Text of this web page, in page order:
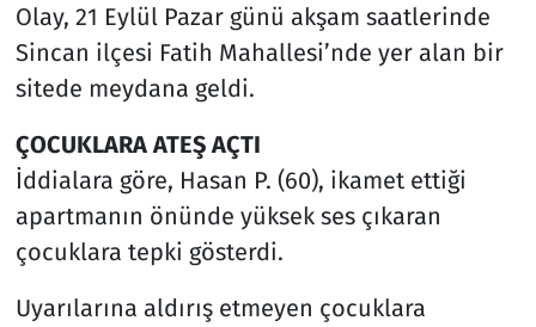
Olay, 21 Eylül Pazar günü akşam saatlerinde
Sincan ilçesi Fatih Mahallesi’nde yer alan bir
sitede meydana geldi.
ÇOCUKLARA ATEŞ AÇTI
İddialara göre, Hasan P. (60), ikamet ettiği
apartmanın önünde yüksek ses çıkaran
çocuklara tepki gösterdi.
Uyarılarına aldırış etmeyen çocuklara
Spor
Teknoloji ve Bilim
Televizyon